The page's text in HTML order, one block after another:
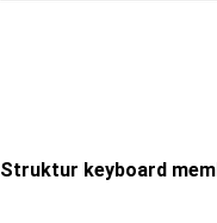
Struktur keyboard